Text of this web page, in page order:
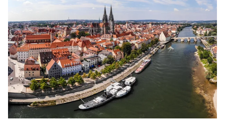
Tagesreisen
Bus anmieten
Transporte
Kataloge
Service & Kontakt